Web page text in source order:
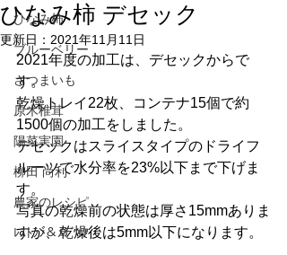
ひなみ柿
ブルーベリー
さつまいも
原木椎茸
陽菜実園
柳田 尚利
農家のレシピ
ﾚｽﾄﾗﾝ＆ﾒﾃﾞｨｱ
ひなみ柿 デセック
更新日： 2021年11月11日
2021年度の加工は、デセックからで
す。
乾燥トレイ22枚、コンテナ15個で約
1500個の加工をしました。
デセックはスライスタイプのドライフ
ルーツで水分率を23%以下まで下げま
す。
写真の乾燥前の状態は厚さ15mmありま
すが、乾燥後は5mm以下になります。